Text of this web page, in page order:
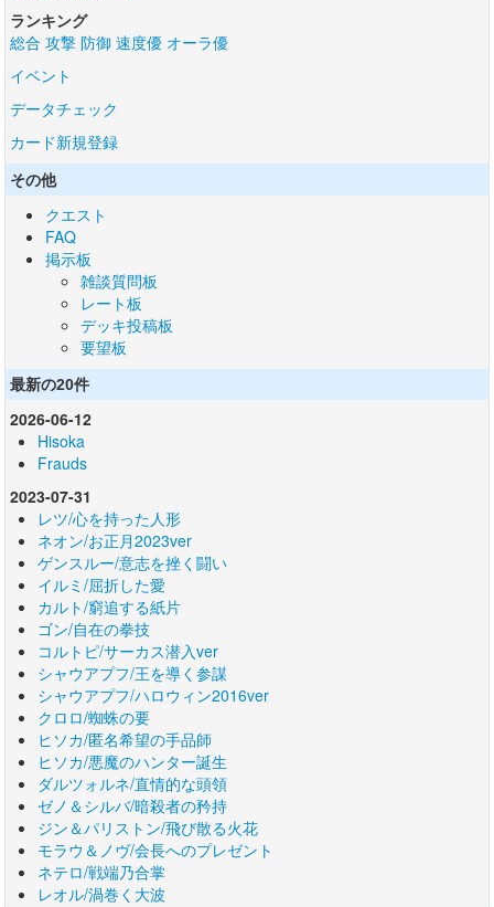
ランキング
総合 攻撃 防御 速度優 オーラ優
イベント
データチェック
カード新規登録
その他
クエスト
FAQ
掲示板
雑談質問板
レート板
デッキ投稿板
要望板
最新の20件
2026-06-12
Hisoka
Frauds
2023-07-31
レツ/心を持った人形
ネオン/お正月2023ver
ゲンスルー/意志を挫く闘い
イルミ/屈折した愛
カルト/窮追する紙片
ゴン/自在の拳技
コルトピ/サーカス潜入ver
シャウアプフ/王を導く参謀
シャウアプフ/ハロウィン2016ver
クロロ/蜘蛛の要
ヒソカ/匿名希望の手品師
ヒソカ/悪魔のハンター誕生
ダルツォルネ/直情的な頭領
ゼノ＆シルバ/暗殺者の矜持
ジン＆パリストン/飛び散る火花
モラウ＆ノヴ/会長へのプレゼント
ネテロ/戦端乃合掌
レオル/渦巻く大波